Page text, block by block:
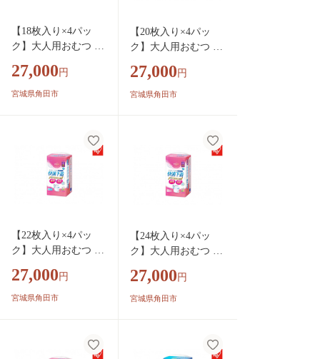
【18枚入り×4パッ
ク】大人用おむつ リ
着 薄型パンツ Ｌ
Ｌサイズ １８枚入
27,000 円
宮城県角田市
【20枚入り×4パッ
ク】大人用おむつ リ
着 薄型パンツ Ｌ
サイズ ２０枚入 N
27,000 円
宮城県角田市
【22枚入り×4パッ
ク】大人用おむつ リ
着 薄型パンツ Ｍ
サイズ ２２枚入 N
27,000 円
宮城県角田市
【24枚入り×4パッ
ク】大人用おむつ リ
着 薄型パンツ Ｓ
サイズ ２４枚入 N
27,000 円
宮城県角田市